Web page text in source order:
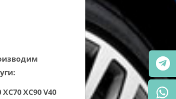
XC70XC90V40